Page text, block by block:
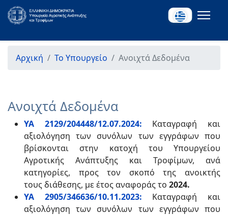
Αρχική Το Υπουργείο Ανοιχτά Δεδομένα
Ανοιχτά Δεδομένα
ΥΑ 2129/204448/12.07.2024: Καταγραφή και
αξιολόγηση των συνόλων των εγγράφων που
βρίσκονται στην κατοχή του Υπουργείου
Αγροτικής Ανάπτυξης και Τροφίμων, ανά
κατηγορίες, προς τον σκοπό της ανοικτής
τους διάθεσης, με έτος αναφοράς το 2024.
ΥΑ 2905/346636/10.11.2023: Καταγραφή και
αξιολόγηση των συνόλων των εγγράφων που